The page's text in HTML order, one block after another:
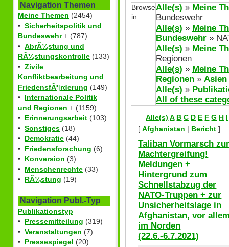
Navigation Themen
Meine Themen (2454)
• Sicherheitspolitik und
Bundeswehr+ (787)
• AbrÃ¼stung und
RÃ¼stungskontrolle (133)
• Zivile
Konfliktbearbeitung und
FriedensfÃ¶rderung (149)
• Internationale Politik
und Regionen + (1159)
• Erinnerungsarbeit (103)
• Sonstiges (18)
• Demokratie (44)
• Friedensforschung (6)
• Konversion (3)
• Menschenrechte (33)
• RÃ¼stung (19)
Navigation Publ.-Typ
Publikationstyp
• Pressemitteilung (319)
• Veranstaltungen (7)
• Pressespiegel (20)
Browse
in:
Alle(s) » Meine
Bundeswehr
Alle(s) » Meine
Bundeswehr »
Alle(s) » Meine
Regionen
Alle(s) » Meine
Regionen » Asien
Alle(s) »
All of these
Alle(s) A B C D E F G H I
[Afghanistan | Bericht ]
Taliban Vormarsch
Machtergreifung!
Meldungen +
Hintergrund zum
Schnellstabzug der
NATO-Truppen + zur
Unsicherheitslage in
Afghanistan, vor
im Norden
(22.6.-6.7.2021)